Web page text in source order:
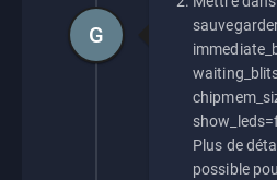
Plus de
possible
G